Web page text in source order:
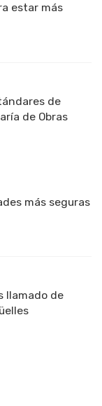
estar más
de
de Obras
más seguras
llamado de